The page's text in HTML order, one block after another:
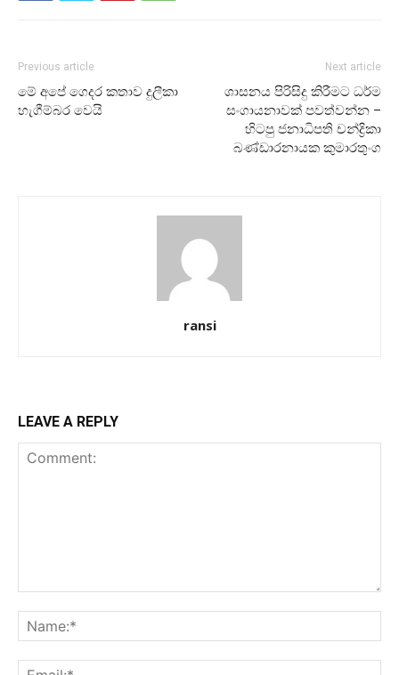
Previous article
මේ අපේ ගෙදර කතාව දුලීකා
හැගීම්බර වෙයි
Next article
ශාසනය පිරිසිදු කිරීමට ධර්ම
සංගායනාවක් පවත්වන්න –
හිටපු ජනාධිපති චන්ද්‍රිකා
බණ්ඩාරනායක කුමාරතුංග
ransi
LEAVE A REPLY